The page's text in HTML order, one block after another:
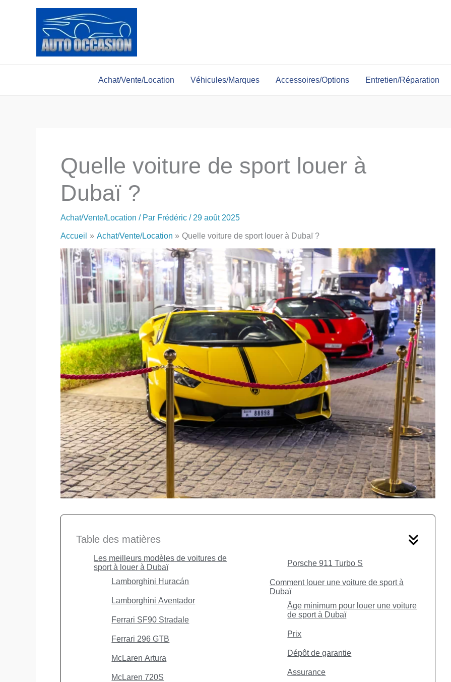
Achat/Vente/Location Véhicules/Marques Accessoires/Options Entretien/Réparation
Quelle voiture de sport louer à
Dubaï ?
Achat/Vente/Location / Par Frédéric / 29 août 2025
Accueil Achat/Vente/Location Quelle voiture de sport louer à Dubaï ?
Table des matières
Les meilleurs modèles de voitures de
sport à louer à Dubaï
Lamborghini Huracán
Lamborghini Aventador
Ferrari SF90 Stradale
Ferrari 296 GTB
McLaren Artura
McLaren 720S
Porsche 911 Turbo S
Comment louer une voiture de sport à
Dubaï
Âge minimum pour louer une voiture
de sport à Dubaï
Prix
Dépôt de garantie
Assurance